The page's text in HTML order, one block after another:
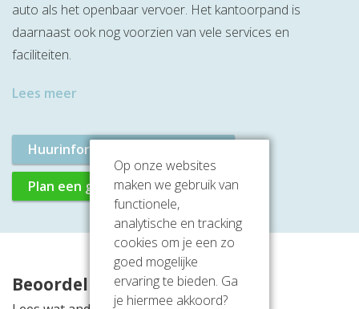
auto als het openbaar vervoer. Het kantoorpand is
daarnaast ook nog voorzien van vele services en
faciliteiten.
Lees meer
Huurinformatie aanvragen
Plan een gratis rondleiding
Beoordelingen
Op onze websites
maken we gebruik van
functionele,
analytische en tracking
cookies om je een zo
goed mogelijke
ervaring te bieden. Ga
je hiermee akkoord?